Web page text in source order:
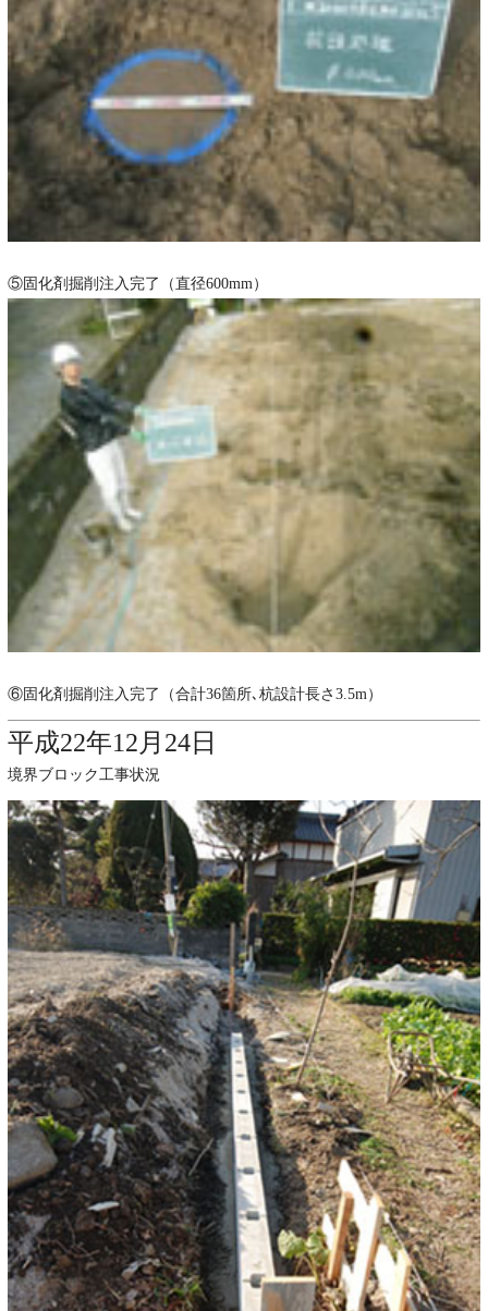
⑤固化剤掘削注入完了（直径600mm）
⑥固化剤掘削注入完了（合計36箇所､杭設計長さ3.5m）
平成22年12月24日
境界ブロック工事状況